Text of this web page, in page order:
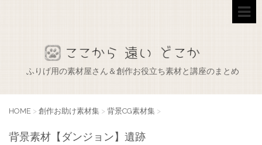
ふりげ用の素材屋さん＆創作お役立ち素材と講座のまとめ
HOME > 創作お助け素材集 > 背景CG素材集 >
背景素材【ダンジョン】遺跡